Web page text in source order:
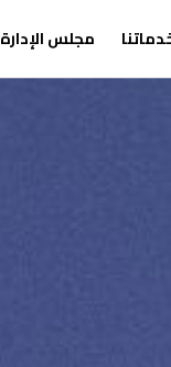
مجلس الإدارة